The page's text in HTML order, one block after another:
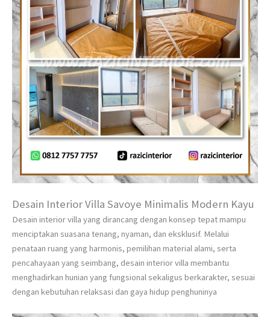
Desain Interior Villa Savoye Minimalis Modern Kayu
Desain interior villa yang dirancang dengan konsep tepat mampu
menciptakan suasana tenang, nyaman, dan eksklusif. Melalui
penataan ruang yang harmonis, pemilihan material alami, serta
pencahayaan yang seimbang, desain interior villa membantu
menghadirkan hunian yang fungsional sekaligus berkarakter, sesuai
dengan kebutuhan relaksasi dan gaya hidup penghuninya